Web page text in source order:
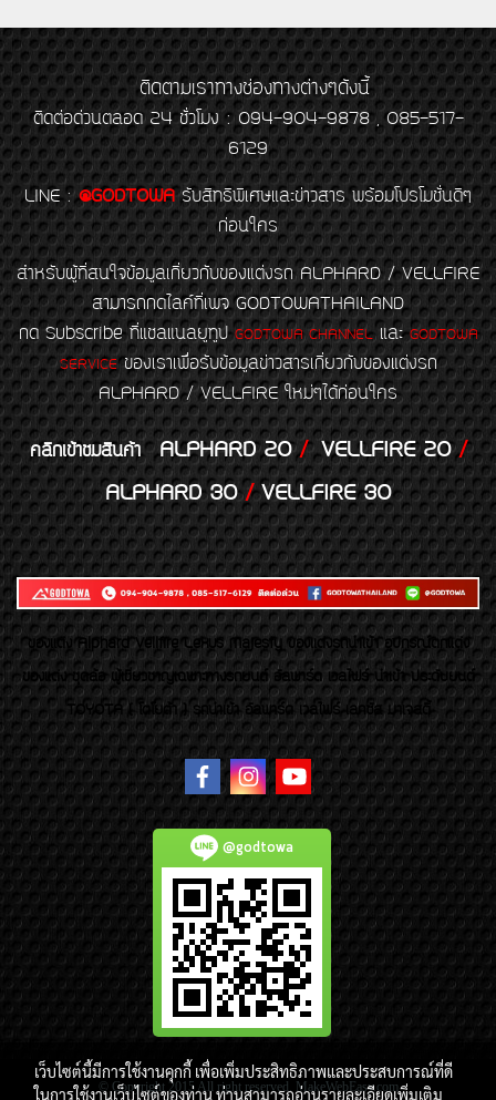
ติดตามเราทางช่องทางต่างๆดังนี้
ติดต่อด่วนตลอด 24 ชั่วโมง : 094-904-9878 , 085-517-
6129
LINE : @GODTOWA รับสิทธิพิเศษและข่าวสาร พร้อมโปรโมชั่นดีๆ
ก่อนใคร
สำหรับผู้ที่สนใจข้อมูลเกี่ยวกับของแต่งรถ ALPHARD / VELLFIRE
สามารถกดไลค์ที่เพจ GODTOWATHAILAND
กด Subscribe ที่แชลแนลยูทูป GODTOWA CHANNELและGODTOWA
SERVICEของเราเพื่อรับข้อมูลข่าวสารเกี่ยวกับของแต่งรถ
ALPHARD / VELLFIRE ใหม่ๆได้ก่อนใคร
คลิกเข้าชมสินค้า ALPHARD 20/VELLFIRE 20/
ALPHARD 30/VELLFIRE 30
ของเเต่ง Alphard Vellfire Lexus Majesty ของเเต่งรถนำเข้า อุปกรณ์ตกแต่ง
ของแต่ง ชุดล้อ ผู้เชี่ยวชาญเฉพาะทางรถยนต์ อัลพาร์ด เวลไฟร์ นำเข้า ประดับยนต์
TOYOTA ( โตโยต้า ) รถนำเข้า อัลพาร์ด เวลไฟร์ เลกซัส มาเจสตี้
@godtowa
© Copyright 2015 All right reserved. MakeWebEasy.com
เว็บไซต์นี้มีการใช้งานคุกกี้ เพื่อเพิ่มประสิทธิภาพและประสบการณ์ที่ดี
ในการใช้งานเว็บไซต์ของท่าน ท่านสามารถอ่านรายละเอียดเพิ่มเติม